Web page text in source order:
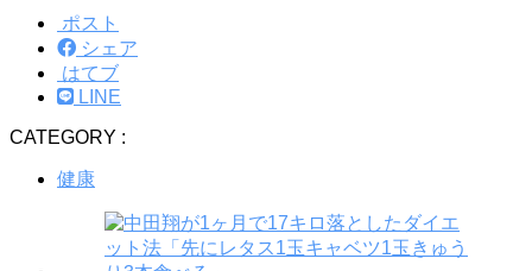
ポスト
シェア
はてブ
LINE
CATEGORY :
健康